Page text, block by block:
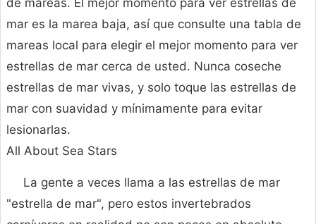
de mareas. El mejor momento para ver estrellas de
mar es la marea baja, así que consulte una tabla de
mareas local para elegir el mejor momento para ver
estrellas de mar cerca de usted. Nunca coseche
estrellas de mar vivas, y solo toque las estrellas de
mar con suavidad y mínimamente para evitar
lesionarlas.
All About Sea Stars
La gente a veces llama a las estrellas de mar
"estrella de mar", pero estos invertebrados